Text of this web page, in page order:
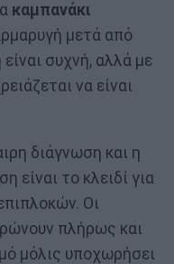
καμπανάκι
μετά από
συχνή, αλλά με
να είναι
διάγνωση και η
είναι το κλειδί για
Οι
πλήρως και
μόλις υποχωρήσει